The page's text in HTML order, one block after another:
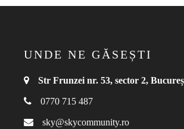
UNDE NE GĂSEȘTI
Str Frunzei nr. 53, sector 2,
0770 715 487
sky@skycommunity.ro